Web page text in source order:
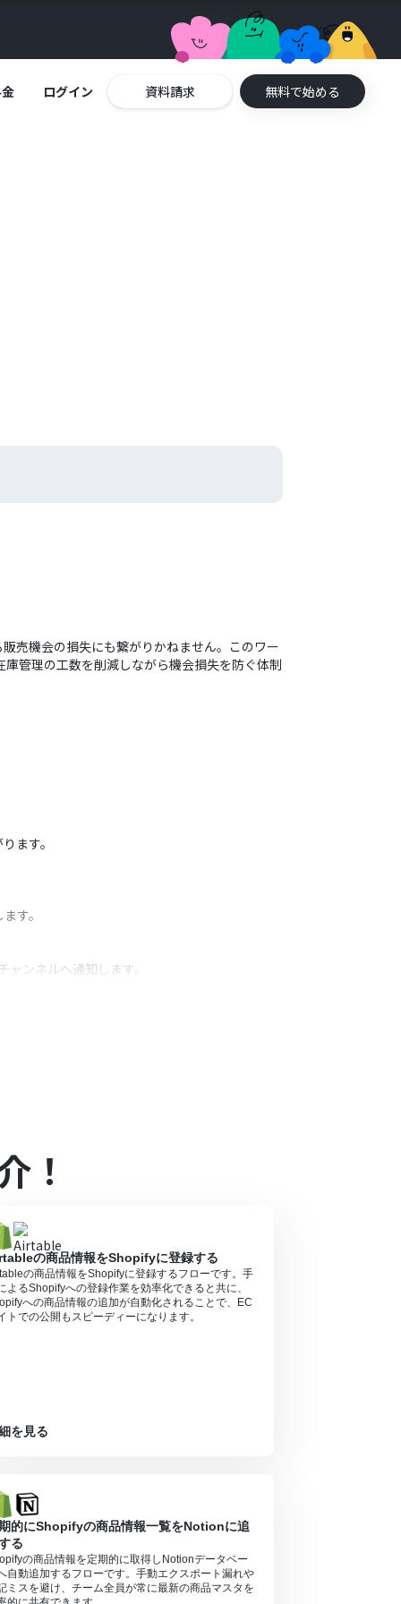
ログイン 資料請求 無料で始める
売機会の損失にも繋がりかねません。このワー
管理の工数を削減しながら機会損失を防ぐ体制
ます。
す。
ンネルへ通知します。
の場合は設定しているフローボットのオペレ
には制限対象のアプリを使用することができ
定しているフローボットのオペレーションは
リや機能（オペレーション）を使用すること
！
の商品情報をShopifyに登録する
の商品情報をShopifyに登録するフローです。手
よるShopifyへの登録作業を効率化できると共に、
への商品情報の追加が自動化されることで、EC
トでの公開もスピーディーになります。
を見る
的にShopifyの商品情報一覧をNotionに追
る
の商品情報を定期的に取得しNotionデータベー
自動追加するフローです。手動エクスポート漏れや
ミスを避け、チーム全員が常に最新の商品マスタを